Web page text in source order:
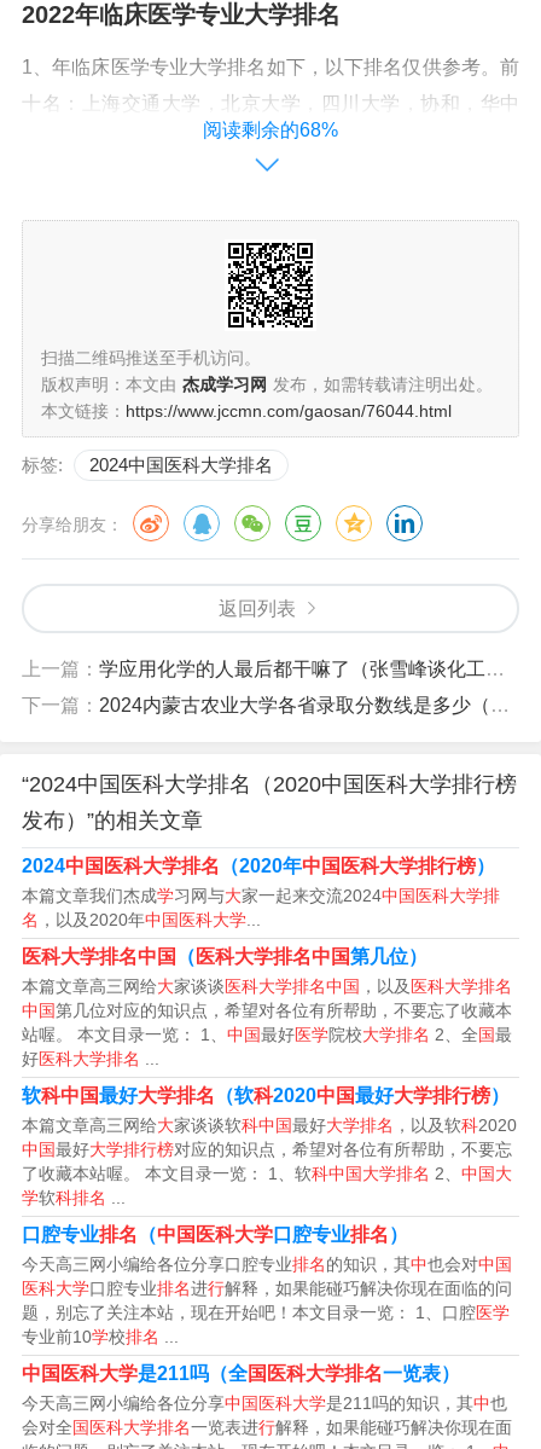
2022年临床医学专业大学排名
1、年临床医学专业大学排名如下，以下排名仅供参考。前
十名：上海交通大学，北京大学，四川大学，协和，华中
科技大学，中南大学，复旦大学，首都医科大学，中山大
2、北京协和医学院 北京协和医学院是中华人民共和国国
家卫生和计划生育委员会直属的唯一一所重点医科大学，
与中国医学科学院院校一体，是中国国家级医学科学学术
中心和综合性科学研究机构。
3、第五轮临床医学排名大学排名：上海交通大学、北京协
和医学院、复旦大学。上海交通大学 上海交通大学医学院
临床研究中心于2017年6月15日成立，2019年成为医学院
内设独立运行的二级研究机构，直属于交大医学院。
4、根据2022年临床医学专业大学排名，全国一共有101所
高校上榜（获得B及以上评级），其中北京协和医学院、北
京大学、上海交通大学、复旦大学4所高校临床医学专业被
评为A+，位列全国大学排名前4强。
业就业方向：医疗机构临床诊断、手术治疗、临床治疗、
病理化验。
6、南方医科大学 南方医科大学（Southern Medical Unive
rsity），位于广东省广州市，是全国首批“部委省”共建高
校，全国首批开设八年制本硕博连读临床医学专业的8所高
校之一。
全国医科大学排名一览表
医生是一个受人尊敬的行业，许多毕业生都希望可以报一
个好的医学大学，为了我来分享下医学专业大学排名。
首都医科大学是北京市重点高等院校，在全国医科大学排
名中位局第三名，是“卓越医生教育培养计划”试点高校。
医学类大学全国排名如下：北京协和医学院 世界一流学科
建设学科：生物学、生物医学工程、临床医学、药学。一
级学科国家重点学科：生物学、药学。
全国临床医学专业大学的排名如下：其中排名第一的是清
阅读剩余的68%
扫描二维码推送至手机访问。
版权声明：本文由 杰成学习网 发布，如需转载请注明出处。
本文链接： https://www.jccmn.com/gaosan/76044.html
标签: 2024中国医科大学排名
分享给朋友：
返回列表
上一篇： 学应用化学的人最后都干嘛了（张雪峰谈化工专业）
下一篇： 2024内蒙古农业大学各省录取分数线是多少（内蒙古农业大学2021年最低投档线）
“2024中国医科大学排名（2020中国医科大学排行榜
发布）”的相关文章
2024中国医科大学排名 （2020年中国医科大学排行榜）
本篇文章我们杰成学习网与大家一起来交流2024中国医科大学排
名 ，以及2020年中国医科大学
医科大学排名中国 （ 医科大学排名中国第几位）
本篇文章高三网给大家谈谈医科大学排名中国 ，以及 医科大学排名
中国第几位对应的知识点，希望对各位有所帮助，不要忘了收藏本
站喔。 本文目录一览： 1、 中国最好医学院校大学排名 2、全国最
好医科大学排名
软科中国最好大学排名 （软科2020中国最好大学排行榜）
本篇文章高三网给大家谈谈软科中国最好大学排名 ，以及软科2020
中国最好大学排行榜对应的知识点，希望对各位有所帮助，不要忘
了收藏本站喔。 本文目录一览： 1、软科中国大学排名 2、 中国大
学软科排名
口腔专业排名 （中国医科大学口腔专业排名 ）
今天高三网小编给各位分享口腔专业排名的知识，其中也会对中国
医科大学口腔专业排名进行解释，如果能碰巧解决你现在面临的问
题，别忘了关注本站，现在开始吧！本文目录一览： 1、口腔医学
专业前10学校排名
中国医科大学是211吗（全国医科大学排名一览表）
今天高三网小编给各位分享中国医科大学是211吗的知识，其中也
会对全国医科大学排名一览表进行解释，如果能碰巧解决你现在面